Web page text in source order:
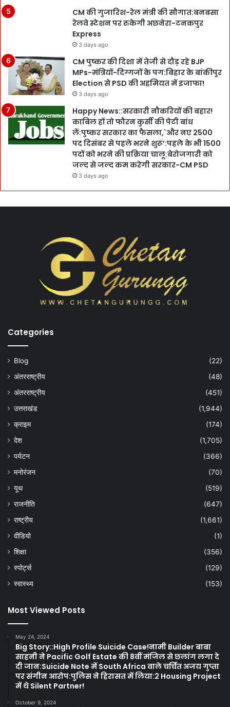
CM की गुजारिश-रेल मंत्री की सौगात:बनबसा
रेलवे स्टेशन पर रुकेगी अछनेरा-टनकपुर
Express
3 days ago
CM पुष्कर की दिशा में तेजी से दौड़ रहे BJP
MPs-मंत्रियों-दिग्गजों के पग:बिहार के बांकीपुर
Election से PSD की अहमियत में इजाफा!
3 days ago
Happy News::सरकारी नौकरियों की बहार!
काबिल हों तो फौरन कुर्सी की पेटी बांध
लें:पुष्कर सरकार का फैसला,`और नए 2500
पद दिसंबर से पहले भरने शुरू’:पहले के भी 1500
पदों को भरने की प्रक्रिया चालू:बेरोजगारी को
जल्द से जल्द कम करेगी सरकार-CM PSD
3 days ago
Categories
Blog
(22)
अंतरराष्ट्रीय
(48)
अंतरराष्ट्रीय
(451)
उत्तराखंड
(1,944)
क्राइम
(174)
देश
(1,705)
पर्यटन
(366)
मनोरंजन
(70)
यूथ
(519)
राजनीति
(647)
राष्ट्रीय
(1,661)
वीडियो
(1)
शिक्षा
(356)
स्पोर्ट्स
(129)
स्वास्थ्य
(153)
Most Viewed Posts
May 24, 2024
Big Story::High Profile Suicide Case!नामी Builder बाबा
साहनी ने Pacific Golf Estate की 8वीं मंजिल से छलांग लगा दे
दी जान:Suicide Note में South Africa वाले चर्चित अजय गुप्ता
पर संगीन आरोप:पुलिस ने हिरासत में लिया:2 Housing Project
में थे Silent Partner!
October 9, 2024